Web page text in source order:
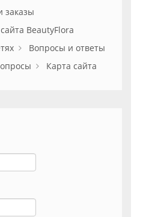
заказы
BeautyFlora
Вопросы и ответы
Карта сайта